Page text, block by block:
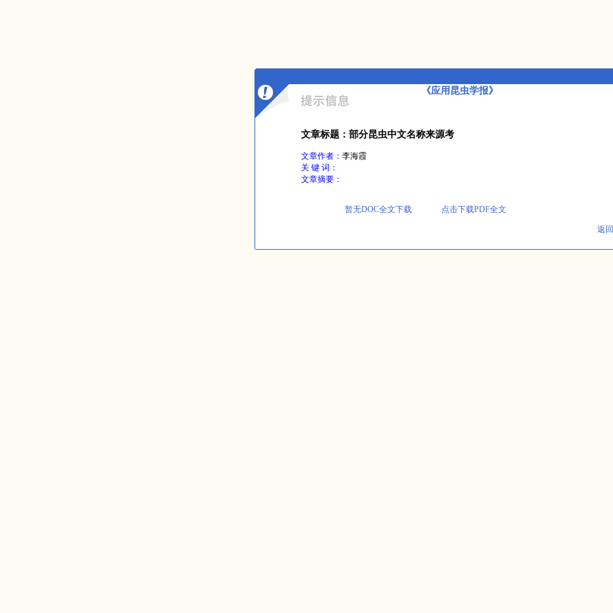
《应用昆虫学报》
文章标题：部分昆虫中文名称来源考
文章作者： 李海霞
关 键 词：
文章摘要：
暂无DOC全文下载 点击下载PDF全文
返